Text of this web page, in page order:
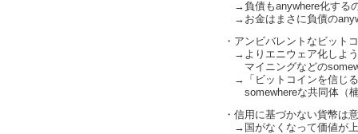
→負債もanywhere化する
→お金はまさに負債の
・アンビバレントなビット
→よりエニウェア化しよ
マイニングなどの
→「ビットコインを信じ
somewhereな共同体（
・信用に基づかない貨幣は
→国がなくなって価値が上